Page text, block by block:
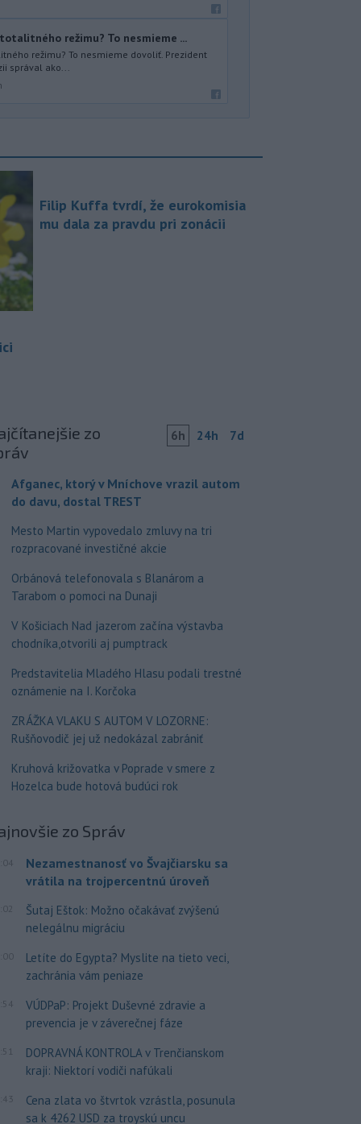
režimu? To nesmieme ...
režimu? To nesmieme dovoliť. Prezident
správal ako...
Filip Kuffa tvrdí, že eurokomisia
mu dala za pravdu pri zonácii
zo
6h 24h 7d
Afganec, ktorý v Mníchove vrazil autom
do davu, dostal TREST
Mesto Martin vypovedalo zmluvy na tri
rozpracované investičné akcie
Orbánová telefonovala s Blanárom a
Tarabom o pomoci na Dunaji
V Košiciach Nad jazerom začína výstavba
chodníka,otvorili aj pumptrack
Predstavitelia Mladého Hlasu podali trestné
oznámenie na I. Korčoka
ZRÁŽKA VLAKU S AUTOM V LOZORNE:
Rušňovodič jej už nedokázal zabrániť
Kruhová križovatka v Poprade v smere z
Hozelca bude hotová budúci rok
zo Správ
Nezamestnanosť vo Švajčiarsku sa
vrátila na trojpercentnú úroveň
Šutaj Eštok: Možno očakávať zvýšenú
nelegálnu migráciu
Letíte do Egypta? Myslite na tieto veci,
zachránia vám peniaze
VÚDPaP: Projekt Duševné zdravie a
prevencia je v záverečnej fáze
DOPRAVNÁ KONTROLA v Trenčianskom
kraji: Niektorí vodiči nafúkali
Cena zlata vo štvrtok vzrástla, posunula
sa k 4262 USD za troyskú uncu